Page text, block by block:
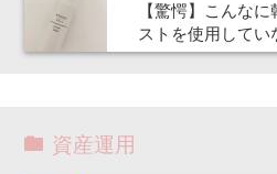
【驚愕】こんな
ストを使用してい
資産運用